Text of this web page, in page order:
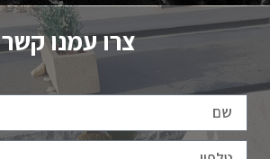
צרו עמנו קשר